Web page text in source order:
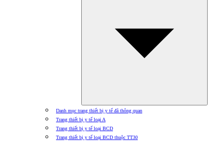
Danh mục trang thiết bị y tế đã thông quan
Trang thiết bị y tế loại A
Trang thiết bị y tế loại BCD
Trang thiết bị y tế loại BCD thuộc TT30